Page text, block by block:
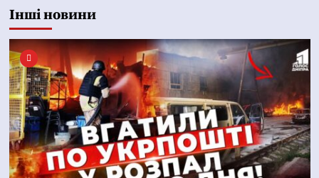
Інші новини